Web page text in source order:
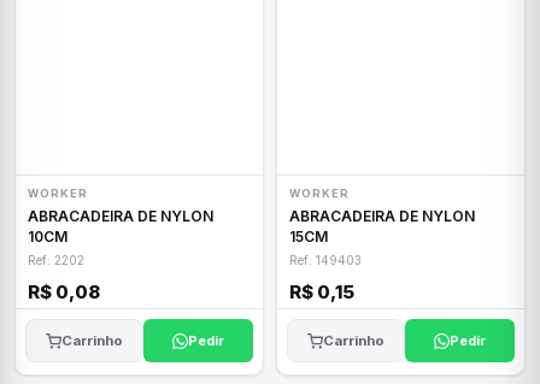
WORKER
ABRACADEIRA DE NYLON
10CM
Ref: 2202
R$ 0,08
Carrinho Pedir
WORKER
ABRACADEIRA DE NYLON
15CM
Ref: 149403
R$ 0,15
Carrinho Pedir